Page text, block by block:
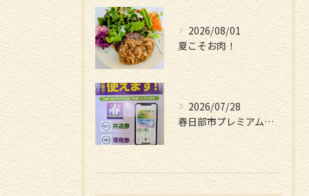
2026/08/01
夏こそお肉！
2026/07/28
春日部市プレミアム付電子商品券📱